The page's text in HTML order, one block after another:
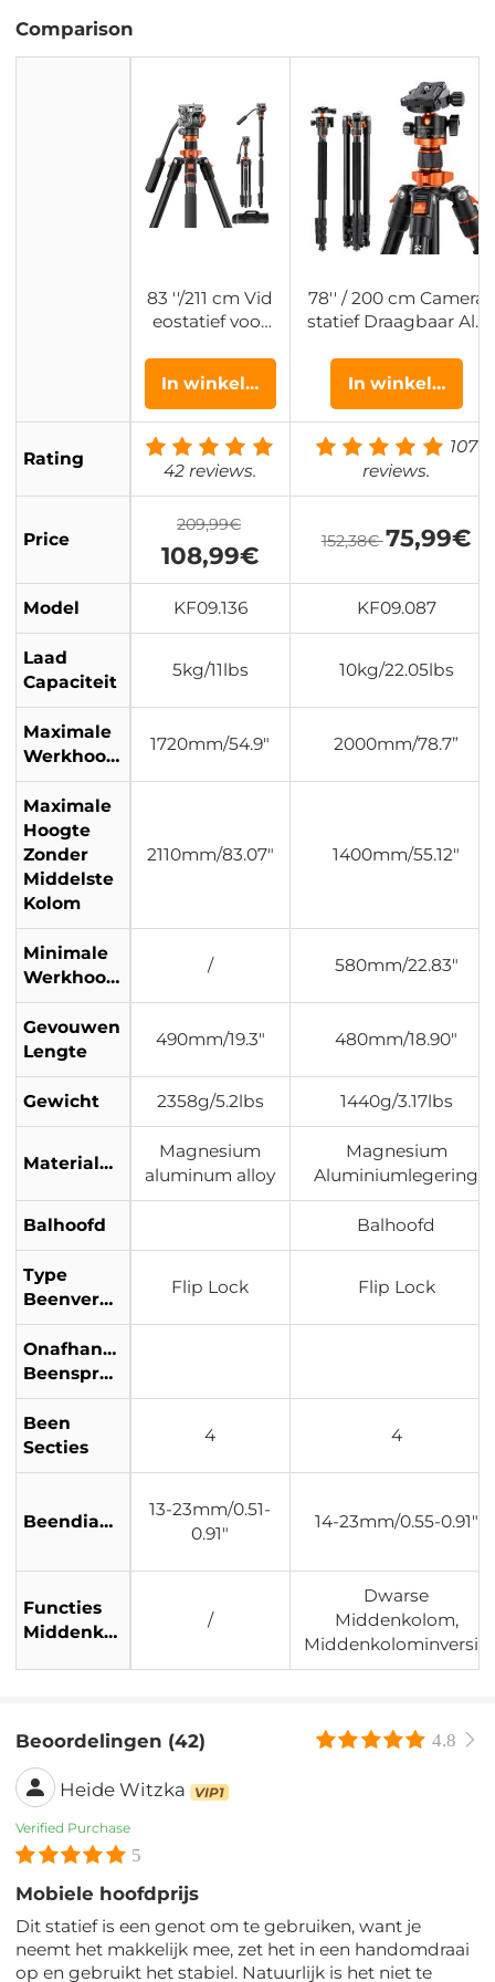
Comparison
83 ''/211 cm Vid
eostatief voor
Aluminium Stat
ief met Vloeisto
fkop en 5kg Bel
asting voor Rei
zen en Werken
K234A7+FH-03
78'' / 200 cm Camera
statief Draagbaar Alu
et Monopod Functie
360° Balhoofd Inclusi
ef Snelkoppelingspla
at Voor Canon Nikon
Sony Olympus O234A
7+BH-28L (S210)
In winkelwagen In winkelwagen
Rating
42 reviews.
107
reviews.
Price
209,99€
108,99€ 152,38€75,99€
Model KF09.136 KF09.087
Laad
Capaciteit
5kg/11lbs 10kg/22.05lbs
Maximale
Werkhoogte
1720mm/54.9" 2000mm/78.7”
Maximale
Hoogte
Zonder
Middelste
Kolom
2110mm/83.07" 1400mm/55.12"
Minimale
Werkhoogte
/ 580mm/22.83"
Gevouwen
Lengte
490mm/19.3" 480mm/18.90"
Gewicht 2358g/5.2lbs 1440g/3.17lbs
Materialen
Magnesium
aluminum alloy
Magnesium
Aluminiumlegering
Balhoofd Balhoofd
Type
Beenvergrendeling
Flip Lock Flip Lock
Onafhankelijke
Beenspreiding
Been
Secties
4 4
Beendiameter:
13-23mm/0.51-
0.91"
14-23mm/0.55-0.91"
Functies
Middenkolom
/
Dwarse
Middenkolom,
Middenkolominversie
Beoordelingen (42) 4.8
Heide Witzka VIP1
Verified Purchase
5
Mobiele hoofdprijs
Dit statief is een genot om te gebruiken, want je
neemt het makkelijk mee, zet het in een handomdraai
op en gebruikt het stabiel. Natuurlijk is het niet te